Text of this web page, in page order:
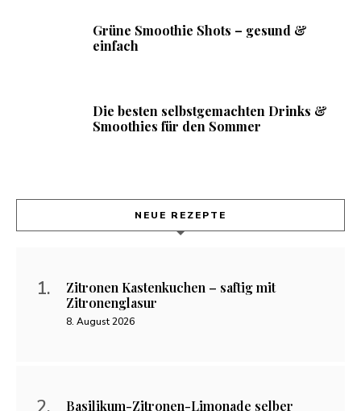
Grüne Smoothie Shots – gesund &
einfach
Die besten selbstgemachten Drinks &
Smoothies für den Sommer
NEUE REZEPTE
Zitronen Kastenkuchen – saftig mit
Zitronenglasur
8. August 2026
Basilikum-Zitronen-Limonade selber